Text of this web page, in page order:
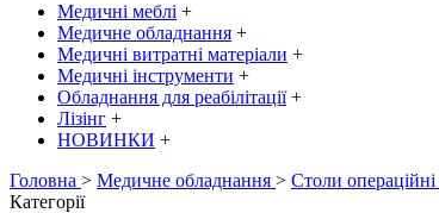
Медичні меблі +
Медичне обладнання +
Медичні витратні матеріали +
Медичні інструменти +
Обладнання для реабілітації +
Лізінг +
НОВИНКИ +
Головна > Медичне обладнання > Столи операційні
Категорії